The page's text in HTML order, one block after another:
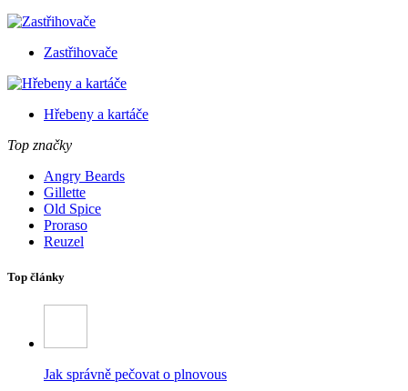
Zastřihovače
Hřebeny a kartáče
Top značky
Angry Beards
Gillette
Old Spice
Proraso
Reuzel
Top články
Jak správně pečovat o plnovous